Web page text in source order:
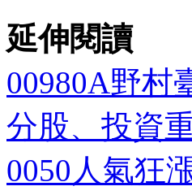
延伸閱讀
00980A野村
分股、投資
0050人氣狂